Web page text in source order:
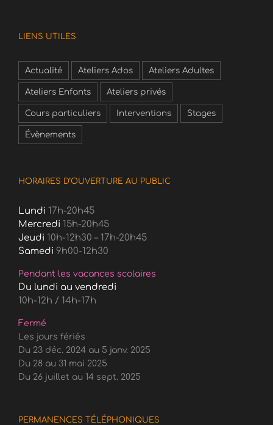
LIENS UTILES
Actualité Ateliers Ados Ateliers Adultes
Ateliers Enfants Ateliers privés
Cours particuliers Interventions Stages
Évènements
HORAIRES D’OUVERTURE AU PUBLIC
Lundi 17h-20h45
Mercredi 15h-20h45
Jeudi 10h-12h30 – 17h-20h45
Samedi 9h00-12h30
Pendant les vacances scolaires
Du lundi au vendredi
10h-12h / 14h-17h
Fermé
Les jours fériés
Du 23 déc. 2024 au 5 janv. 2025
Du 28 au 31 mai 2025
Du 26 juillet au 14 sept. 2025
PERMANENCES TÉLÉPHONIQUES